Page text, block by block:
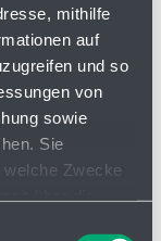
mithilfe
auf
und so
von
sowie
Sie
Zwecke